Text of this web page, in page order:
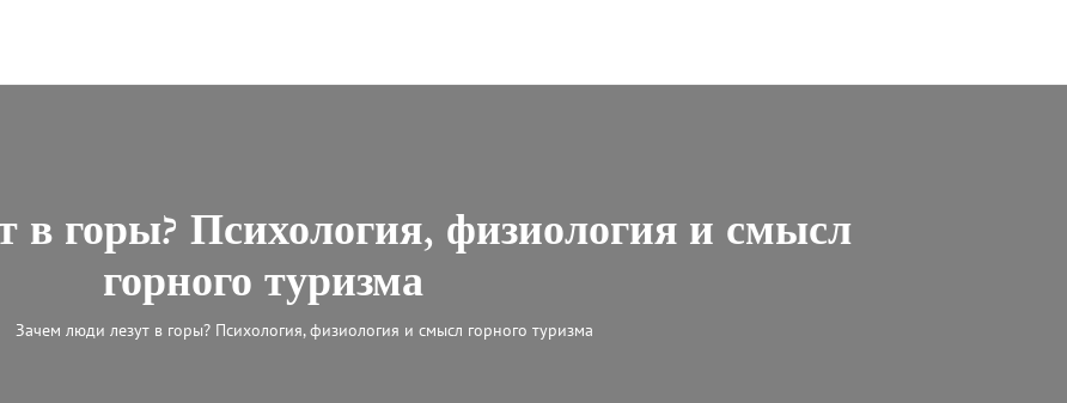
в горы? Психология, физиология и смысл
горного туризма
Зачем люди лезут в горы? Психология, физиология и смысл горного туризма